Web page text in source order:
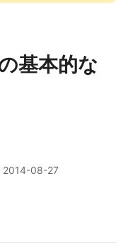
基本的な
2014-08-27